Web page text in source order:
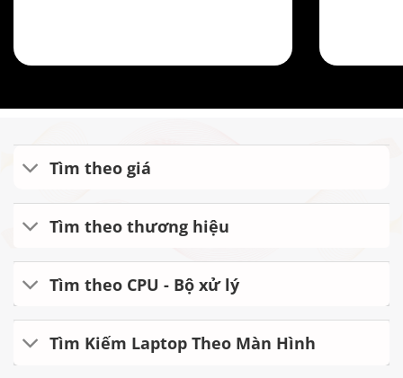
Tìm theo giá
Tìm theo thương hiệu
Tìm theo CPU - Bộ xử lý
Tìm Kiếm Laptop Theo Màn Hình